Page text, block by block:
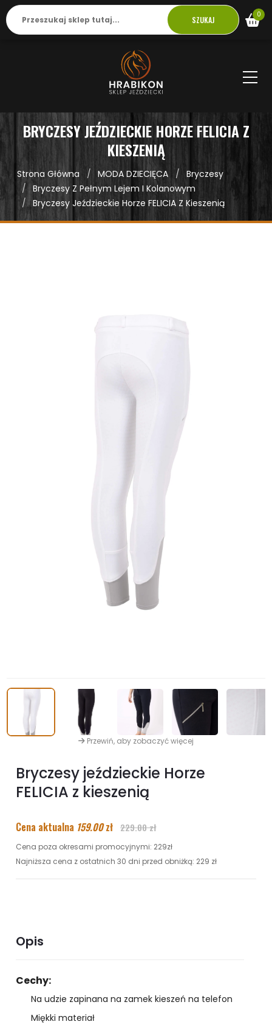
SZUKAJ 0
BRYCZESY JEŹDZIECKIE HORZE FELICIA Z
KIESZENIĄ
Strona Główna MODA DZIECIĘCA
Bryczesy
Bryczesy Z Pełnym Lejem I Kolanowym
Bryczesy Jeździeckie Horze FELICIA Z Kieszenią
Przewiń, aby zobaczyć więcej
Bryczesy jeździeckie Horze
FELICIA z kieszenią
Cena aktualna 159.00zł 229.00 zł
Cena poza okresami promocyjnymi: 229zł
Najniższa cena z ostatnich 30 dni przed obniżką: 229 zł
Opis
Cechy:
Na udzie zapinana na zamek kieszeń na telefon
Miękki materiał